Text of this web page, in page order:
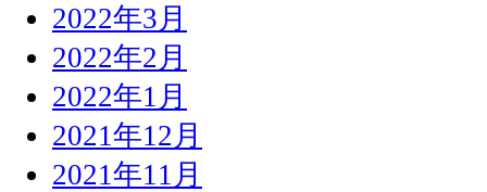
2022年3月
2022年2月
2022年1月
2021年12月
2021年11月